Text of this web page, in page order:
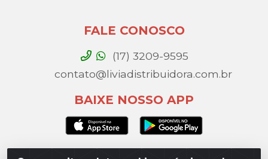
FALE CONOSCO
(17) 3209-9595
contato@liviadistribuidora.com.br
BAIXE NOSSO APP